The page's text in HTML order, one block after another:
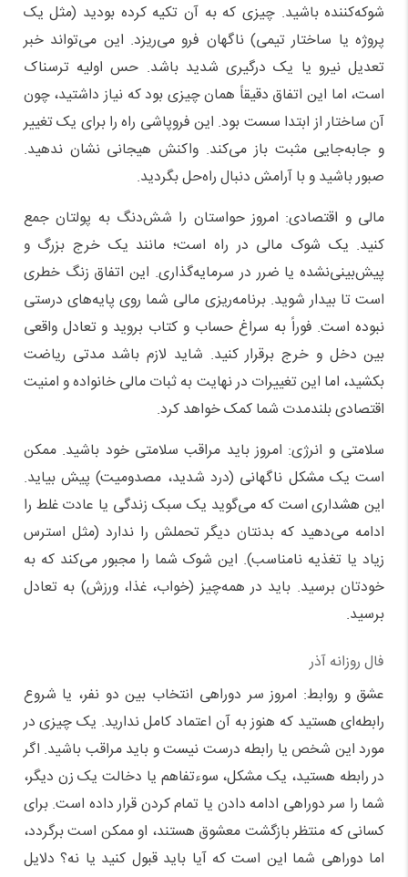
شوکه‌کننده باشید. چیزی که به آن تکیه کرده بودید (مثل یک
پروژه یا ساختار تیمی) ناگهان فرو می‌ریزد. این می‌تواند خبر
تعدیل نیرو یا یک درگیری شدید باشد. حس اولیه ترسناک
است، اما این اتفاق دقیقاً همان چیزی بود که نیاز داشتید، چون
آن ساختار از ابتدا سست بود. این فروپاشی راه را برای یک تغییر
و جابه‌جایی مثبت باز می‌کند. واکنش هیجانی نشان ندهید.
صبور باشید و با آرامش دنبال راه‌حل بگردید.
مالی و اقتصادی: امروز حواستان را شش‌دنگ به پولتان جمع
کنید. یک شوک مالی در راه است؛ مانند یک خرج بزرگ و
پیش‌بینی‌نشده یا ضرر در سرمایه‌گذاری. این اتفاق زنگ خطری
است تا بیدار شوید. برنامه‌ریزی مالی شما روی پایه‌های درستی
نبوده است. فوراً به سراغ حساب و کتاب بروید و تعادل واقعی
بین دخل و خرج برقرار کنید. شاید لازم باشد مدتی ریاضت
بکشید، اما این تغییرات در نهایت به ثبات مالی خانواده و امنیت
اقتصادی بلندمدت شما کمک خواهد کرد.
سلامتی و انرژی: امروز باید مراقب سلامتی خود باشید. ممکن
است یک مشکل ناگهانی (درد شدید، مصدومیت) پیش بیاید.
این هشداری است که می‌گوید یک سبک زندگی یا عادت غلط را
ادامه می‌دهید که بدنتان دیگر تحملش را ندارد (مثل استرس
زیاد یا تغذیه نامناسب). این شوک شما را مجبور می‌کند که به
خودتان برسید. باید در همه‌چیز (خواب، غذا، ورزش) به تعادل
برسید.
فال روزانه آذر
عشق و روابط: امروز سر دوراهی انتخاب بین دو نفر، یا شروع
رابطه‌ای هستید که هنوز به آن اعتماد کامل ندارید. یک چیزی در
مورد این شخص یا رابطه درست نیست و باید مراقب باشید. اگر
در رابطه هستید، یک مشکل، سوءتفاهم یا دخالت یک زن دیگر،
شما را سر دوراهی ادامه دادن یا تمام کردن قرار داده است. برای
کسانی که منتظر بازگشت معشوق هستند، او ممکن است برگردد،
اما دوراهی شما این است که آیا باید قبول کنید یا نه؟ دلایل